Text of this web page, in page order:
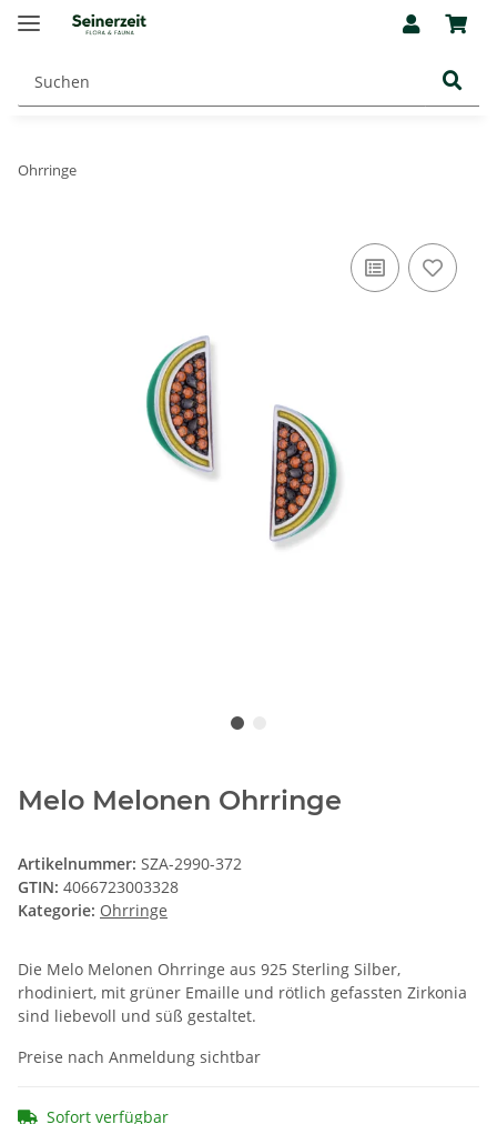
Ohrringe
Melo Melonen Ohrringe
Artikelnummer: SZA-2990-372
GTIN: 4066723003328
Kategorie: Ohrringe
Die Melo Melonen Ohrringe aus 925 Sterling Silber,
rhodiniert, mit grüner Emaille und rötlich gefassten Zirkonia
sind liebevoll und süß gestaltet.
Preise nach Anmeldung sichtbar
Sofort verfügbar